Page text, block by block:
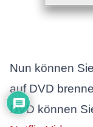
Nun können
auf DVD
DVD können